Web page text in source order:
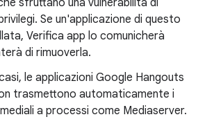
sfruttano una vulnerabilità di
Se un'applicazione di questo
Verifica app lo comunicherà
di rimuoverla.
le applicazioni Google Hangouts
trasmettono automaticamente i
a processi come Mediaserver.